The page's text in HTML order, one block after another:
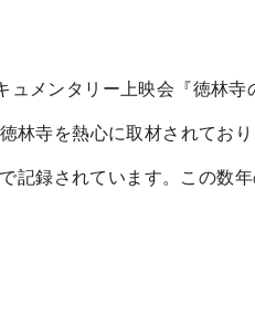
メンタリー上映会『徳林寺
林寺を熱心に取材されてお
記録されています。この数